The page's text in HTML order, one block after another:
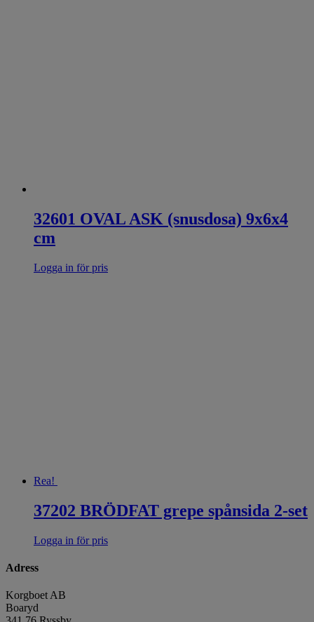
32601 OVAL ASK (snusdosa) 9x6x4
cm
Logga in för pris
Rea!
37202 BRÖDFAT grepe spånsida 2-set
Logga in för pris
Adress
Korgboet AB
Boaryd